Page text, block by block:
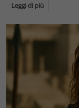
Leggi di più